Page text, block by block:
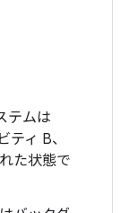
テムは
ィ B、
た状態で